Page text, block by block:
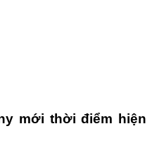
mới thời điểm hiện